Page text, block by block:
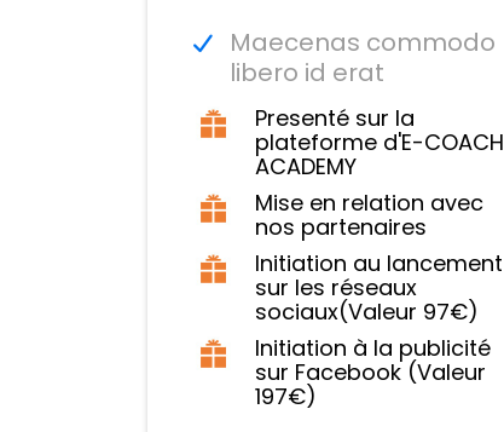
Maecenas commodo
libero id erat
Presenté sur la
plateforme d'E-COACH
ACADEMY
Mise en relation avec
nos partenaires
Initiation au lancement
sur les réseaux
sociaux(Valeur 97€)
Initiation à la publicité
sur Facebook (Valeur
197€)